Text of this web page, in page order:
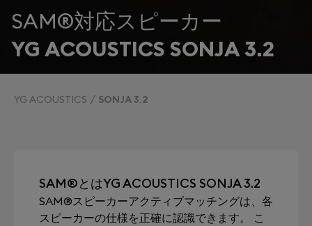
SAM®対応スピーカー
YG ACOUSTICS SONJA 3.2
YG ACOUSTICS SONJA 3.2
SAM®とはYG ACOUSTICS SONJA 3.2
SAM®スピーカーアクティブマッチングは、各
スピーカーの仕様を正確に認識できます。 こ